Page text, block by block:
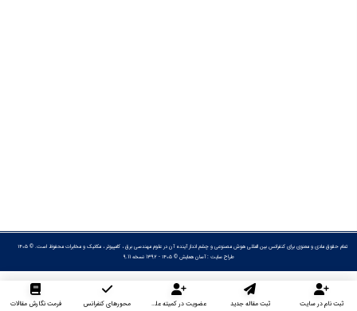
تمام حقوق مادی و معنوی برای کنفرانس بین المللی هوش مصنوعی و چشم انداز آینده آن در علوم مهندسی برق ، کامپیوتر ، مکانیک و مخابرات محفوظ است. © ۱۴۰۵
طراح سایت :آسان همایش © ۱۴۰۵ - 1392 نسخه 9.11
ثبت نام در سایت ثبت مقاله جدید عضویت در کمیته علمی داوران محورهای کنفرانس فرمت نگارش مقالات